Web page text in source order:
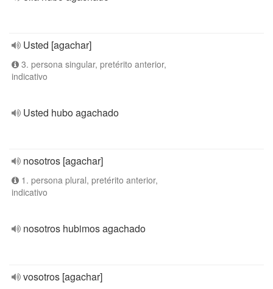
Usted [agachar]
3. persona singular, pretérito anterior,
indicativo
Usted hubo agachado
nosotros [agachar]
1. persona plural, pretérito anterior,
indicativo
nosotros hubimos agachado
vosotros [agachar]